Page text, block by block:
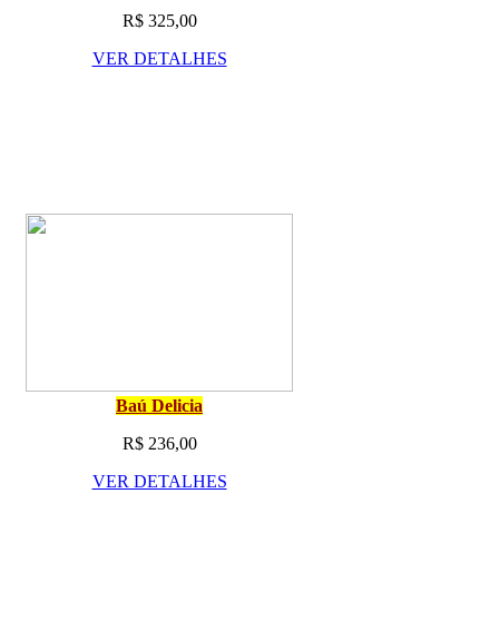
R$ 325,00
VER DETALHES
Baú Delicia
R$ 236,00
VER DETALHES